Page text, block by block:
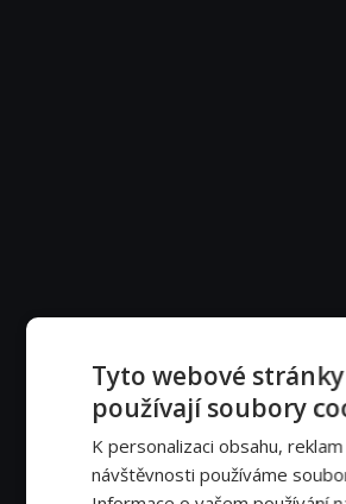
Tyto webové stránky
používají soubory
K personalizaci obsahu,
návštěvnosti používáme